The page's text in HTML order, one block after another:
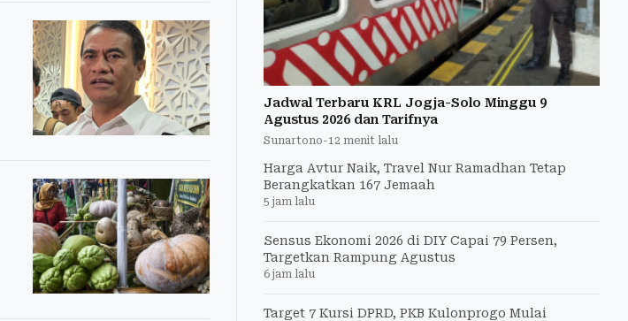
Jadwal Terbaru KRL Jogja-Solo Minggu 9
Agustus 2026 dan Tarifnya
Sunartono-12 menit lalu
Harga Avtur Naik, Travel Nur Ramadhan Tetap
Berangkatkan 167 Jemaah
5 jam lalu
Sensus Ekonomi 2026 di DIY Capai 79 Persen,
Targetkan Rampung Agustus
6 jam lalu
Target 7 Kursi DPRD, PKB Kulonprogo Mulai